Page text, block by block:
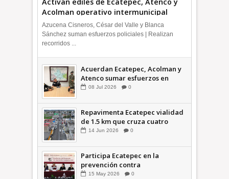
Acolman operativo intermunicipal
Azucena Cisneros, César del Valle y Blanca
Sánchez suman esfuerzos policiales | Realizan
recorridos ...
Acuerdan Ecatepec, Acolman y
Atenco sumar esfuerzos en
seguridad
08 Jul 2026 0
Repavimenta Ecatepec vialidad
de 1.5 km que cruza cuatro
comunidades +Video
14 Jun 2026 0
Participa Ecatepec en la
prevención contra
inundaciones en el Valle de
15 May 2026 0